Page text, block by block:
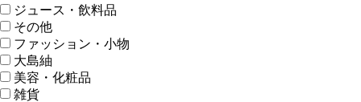
ジュース・飲料品
その他
ファッション・小物
大島紬
美容・化粧品
雑貨